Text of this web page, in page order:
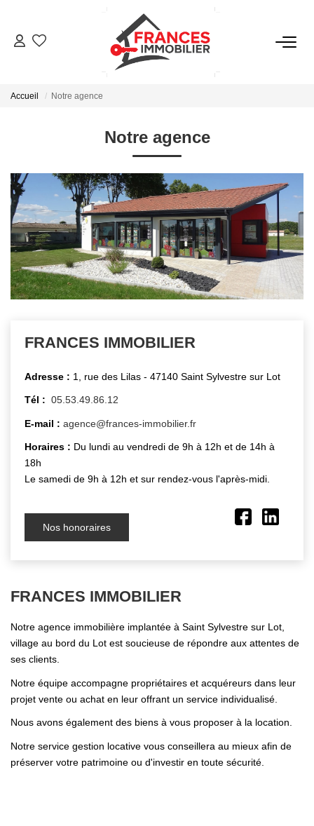
GESTION LOCATIVE
ESTIMATION
NOTRE AGENCE
CONTACT
Accueil Notre agence
Notre agence
FRANCES IMMOBILIER
Adresse : 1, rue des Lilas - 47140 Saint Sylvestre sur Lot
Tél : 05.53.49.86.12
E-mail : agence@frances-immobilier.fr
Horaires : Du lundi au vendredi de 9h à 12h et de 14h à
18h
Le samedi de 9h à 12h et sur rendez-vous l'après-midi.
Nos honoraires
FRANCES IMMOBILIER
Notre agence immobilière implantée à Saint Sylvestre sur Lot,
village au bord du Lot est soucieuse de répondre aux attentes de
ses clients.
Notre équipe accompagne propriétaires et acquéreurs dans leur
projet vente ou achat en leur offrant un service individualisé.
Nous avons également des biens à vous proposer à la location.
Notre service gestion locative vous conseillera au mieux afin de
préserver votre patrimoine ou d'investir en toute sécurité.